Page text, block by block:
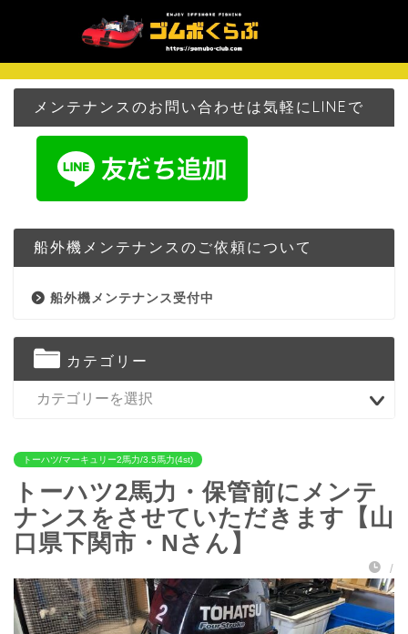
メンテナンスのお問い合わせは気軽にLINEで
船外機メンテナンスのご依頼について
船外機メンテナンス受付中
カテゴリー
トーハツ/マーキュリー2馬力/3.5馬力(4st)
トーハツ2馬力・保管前にメンテ
ナンスをさせていただきます【山
口県下関市・Nさん】
/